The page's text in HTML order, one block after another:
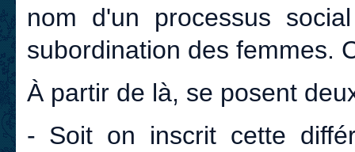
nom d'un processus
subordination des femmes.
À partir de là, se posent
- Soit on inscrit cette